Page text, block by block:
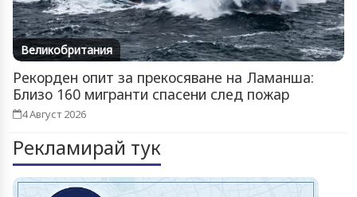
Великобритания
Рекорден опит за прекосяване на Ламанша:
Близо 160 мигранти спасени след пожар
4 Август 2026
Рекламирай тук